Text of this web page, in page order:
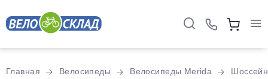
Главная Велосипеды Велосипеды Merida